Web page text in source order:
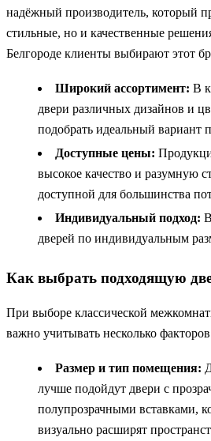
надёжный производитель, который
стильные, но и качественные
Белгороде клиенты выбирают этот
Широкий ассортимент: В
двери различных дизайнов и
подобрать идеальный вариант
Доступные цены:
высокое качество и разумную
доступной для большинства
Индивидуальный подход:
дверей по индивидуальным
Как выбрать подходящую
При выборе классической
важно учитывать несколько
Размер и тип помещения:
лучше подойдут двери с
полупрозрачными вставками,
визуально расширят